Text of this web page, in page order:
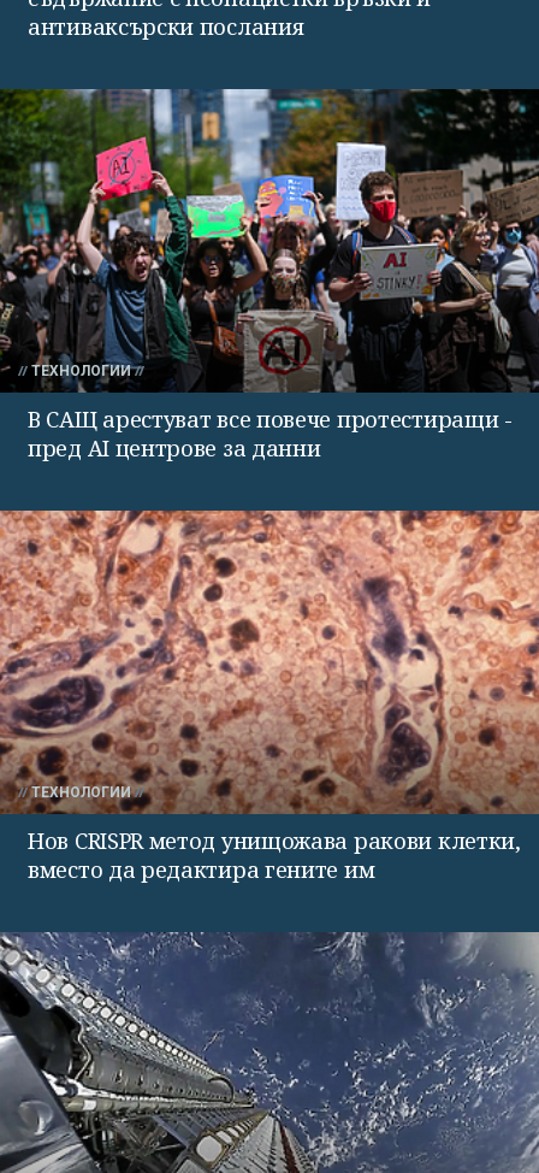
антиваксърски послания
ТЕХНОЛОГИИ
В САЩ арестуват все повече протестиращи -
пред AI центрове за данни
ТЕХНОЛОГИИ
Нов CRISPR метод унищожава ракови клетки,
вместо да редактира гените им